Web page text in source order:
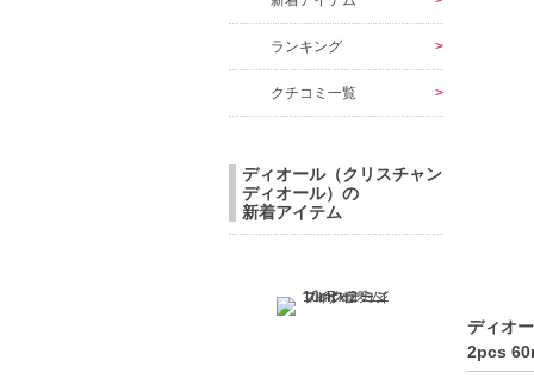
ディオ
2pcs
ランキング
クチコミ一覧
ディオール（クリスチャン
ディオール）の
新着アイテム